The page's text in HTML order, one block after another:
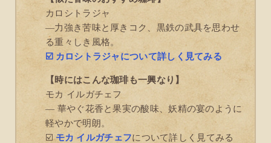
カロシトラジャ
―力強き苦味と厚きコク、黒鉄の武具を思わせ
る重々しき風格。
☑️ カロシトラジャについて詳しく見てみる
【時にはこんな珈琲も一興なり】
モカ イルガチェフ
― 華やぐ花香と果実の酸味、妖精の宴のように
軽やかで明朗。
☑️モカ イルガチェフについて詳しく見てみる